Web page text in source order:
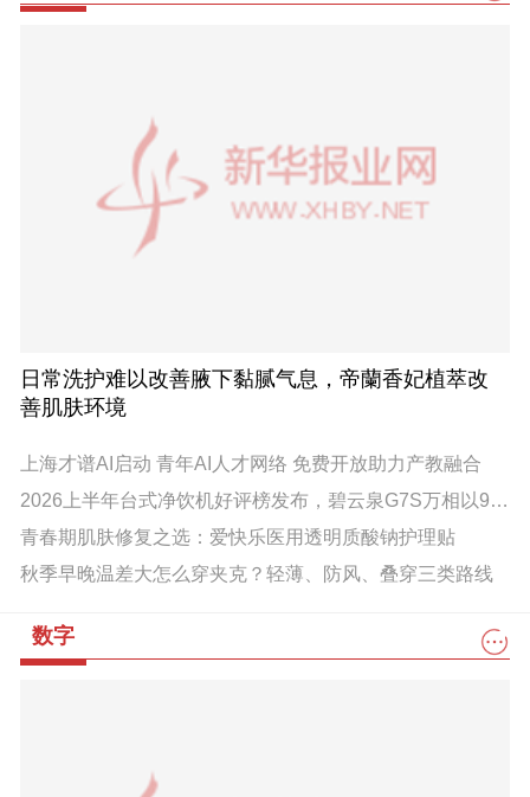
日常洗护难以改善腋下黏腻气息，帝蘭香妃植萃改
善肌肤环境
上海才谱AI启动 青年AI人才网络 免费开放助力产教融合
2026上半年台式净饮机好评榜发布，碧云泉G7S万相以98%好评率登顶
青春期肌肤修复之选：爱快乐医用透明质酸钠护理贴
秋季早晚温差大怎么穿夹克？轻薄、防风、叠穿三类路线
数字